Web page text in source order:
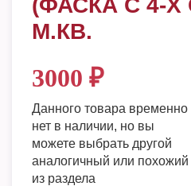
(ФАСКА С 4-Х
М.КВ.
3000 ₽
Данного товара временно
нет в наличии, но вы
можете выбрать другой
аналогичный или похожий
из раздела